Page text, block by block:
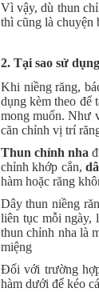
Vì vậy, dù thun
thì cũng là chuyện
2. Tại sao sử
Khi niềng răng,
dụng kèm theo để
mong muốn. Như
căn chỉnh vị trí
Thun chỉnh nha
chỉnh khớp cắn,
hàm hoặc răng
Dây thun niềng
liên tục mỗi ngày,
thun chỉnh nha là
miệng
Đối với trường
hàm dưới để kéo